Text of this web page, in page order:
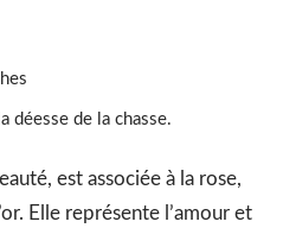
déesse de la chasse.
est associée à la rose,
Elle représente l’amour et